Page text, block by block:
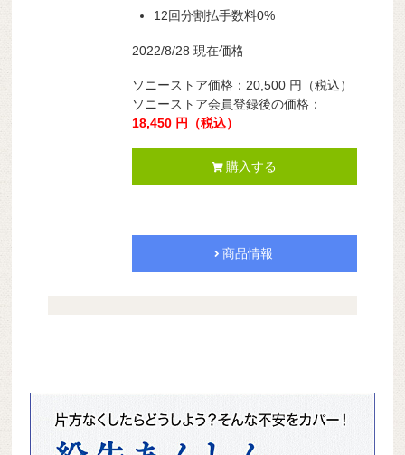
12回分割払手数料0%
2022/8/28 現在価格
ソニーストア価格：20,500 円（税込）
ソニーストア会員登録後の価格：
18,450 円（税込）
購入する
商品情報